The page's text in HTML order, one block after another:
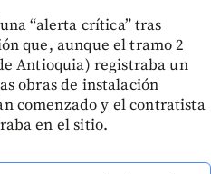
“alerta crítica” tras
que, aunque el tramo 2
Antioquia) registraba un
obras de instalación
comenzado y el contratista
en el sitio.